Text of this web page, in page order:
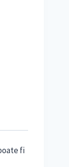
fi